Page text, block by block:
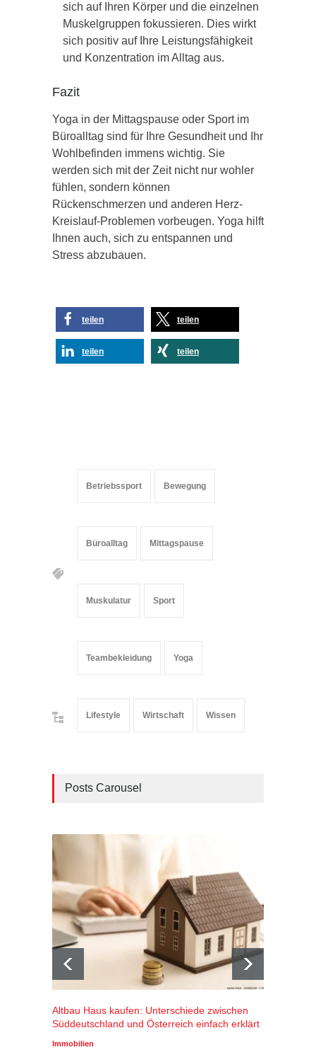
sich auf Ihren Körper und die einzelnen
Muskelgruppen fokussieren. Dies wirkt
sich positiv auf Ihre Leistungsfähigkeit
und Konzentration im Alltag aus.
Fazit
Yoga in der Mittagspause oder Sport im
Büroalltag sind für Ihre Gesundheit und Ihr
Wohlbefinden immens wichtig. Sie
werden sich mit der Zeit nicht nur wohler
fühlen, sondern können
Rückenschmerzen und anderen Herz-
Kreislauf-Problemen vorbeugen. Yoga hilft
Ihnen auch, sich zu entspannen und
Stress abzubauen.
teilen teilen
teilen teilen
Betriebssport Bewegung
Büroalltag Mittagspause
Muskulatur Sport
Teambekleidung Yoga
Lifestyle Wirtschaft Wissen
Posts Carousel
Altbau Haus kaufen: Unterschiede zwischen
Süddeutschland und Österreich einfach erklärt
Immobilien